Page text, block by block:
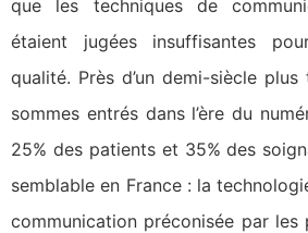
que les techniques de
étaient jugées insuffisantes
qualité. Près d’un demi-siècle
sommes entrés dans l’ère du
25% des patients et 35% des
semblable en France : la
communication préconisée par les